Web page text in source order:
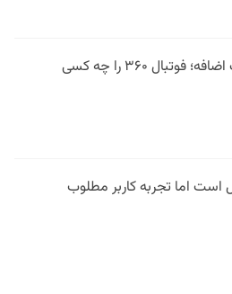
فیلتر در وقت اضافه؛ فوتبال ۳۶۰ را چه کسی
است اما تجربه کاربر مطلوب